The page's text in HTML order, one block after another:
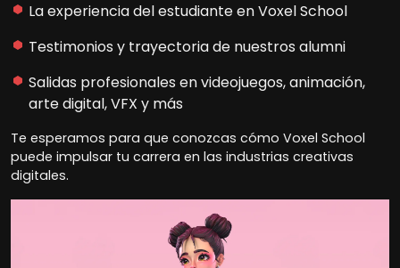
La experiencia del estudiante en Voxel School
Testimonios y trayectoria de nuestros alumni
Salidas profesionales en videojuegos, animación,
arte digital, VFX y más
Te esperamos para que conozcas cómo Voxel School
puede impulsar tu carrera en las industrias creativas
digitales.